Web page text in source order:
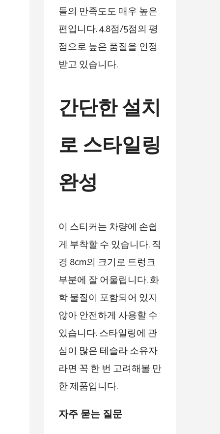
들의 만족도도 매우 높은
편입니다. 4.8점/5점의 평
점으로 높은 품질을 인정
받고 있습니다.
간단한 설치
로 스타일링
완성
이 스티커는 차량에 손쉽
게 부착할 수 있습니다. 직
경 8cm의 크기로 트렁크
부분에 잘 어울립니다. 화
학 물질이 포함되어 있지
않아 안전하게 사용할 수
있습니다. 스타일링에 관
심이 많은 테슬라 소유자
라면 꼭 한 번 고려해볼 만
한 제품입니다.
자주 묻는 질문